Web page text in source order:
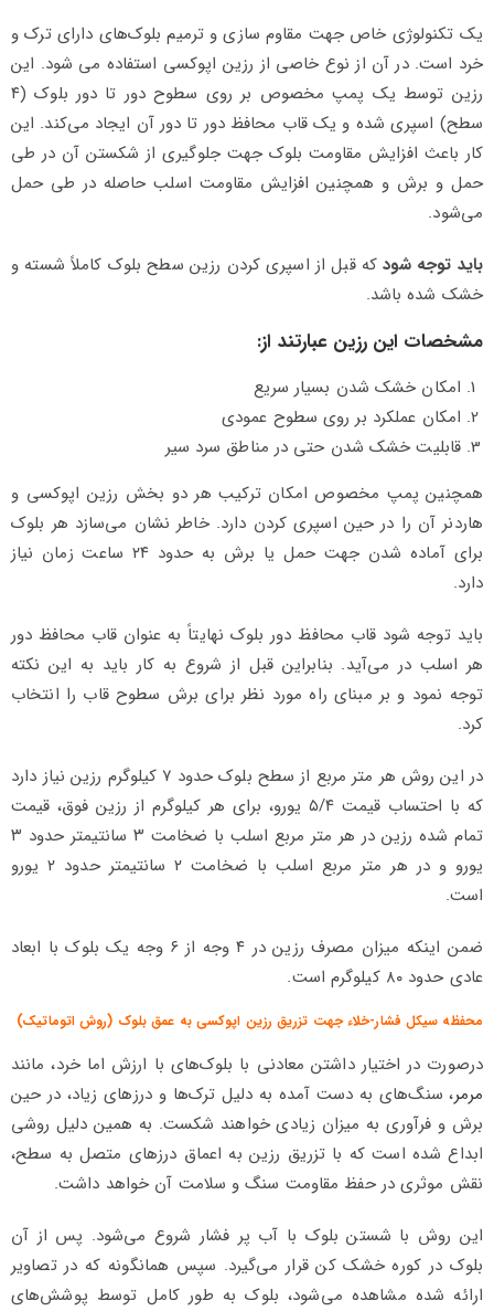
یک تکنولوژی خاص جهت مقاوم سازی و ترمیم بلوک‌های دارای ترک و
خرد است. در آن از نوع خاصی از رزین اپوکسی استفاده می شود. این
رزین توسط یک پمپ مخصوص بر روی سطوح دور تا دور بلوک (۴
سطح) اسپری شده و یک قاب محافظ دور تا دور آن ایجاد می‌کند. این
کار باعث افزایش مقاومت بلوک جهت جلوگیری از شکستن آن در طی
حمل و برش و همچنین افزایش مقاومت اسلب حاصله در طی حمل
می‌شود.
باید توجه شودکه قبل از اسپری کردن رزین سطح بلوک کاملاً شسته و
خشک شده باشد.
مشخصات این رزین عبارتند از:
امکان خشک شدن بسیار سریع
امکان عملکرد بر روی سطوح عمودی
قابلیت خشک شدن حتی در مناطق سرد سیر
همچنین پمپ مخصوص امکان ترکیب هر دو بخش رزین اپوکسی و
هاردنر آن را در حین اسپری کردن دارد. خاطر نشان می‌سازد هر بلوک
برای آماده شدن جهت حمل یا برش به حدود ۲۴ ساعت زمان نیاز
دارد.
باید توجه شود قاب محافظ دور بلوک نهایتاً به عنوان قاب محافظ دور
هر اسلب در می‌آید. بنابراین قبل از شروع به کار باید به این نکته
توجه نمود و بر مبنای راه مورد نظر برای برش سطوح قاب را انتخاب
کرد.
در این روش هر متر مربع از سطح بلوک حدود ۷ کیلوگرم رزین نیاز دارد
که با احتساب قیمت ۵/۴ یورو، برای هر کیلوگرم از رزین فوق، قیمت
تمام شده رزین در هر متر مربع اسلب با ضخامت ۳ سانتیمتر حدود ۳
یورو و در هر متر مربع اسلب با ضخامت ۲ سانتیمتر حدود ۲ یورو
است.
ضمن اینکه میزان مصرف رزین در ۴ وجه از ۶ وجه یک بلوک با ابعاد
عادی حدود ۸۰ کیلوگرم است.
محفظه سیکل فشار-خلاء جهت تزریق رزین اپوکسی به عمق بلوک (روش اتوماتیک)
درصورت در اختیار داشتن معادنی با بلوک‌های با ارزش اما خرد، مانند
مرمر، سنگ‌های به دست آمده به دلیل ترک‌ها و درزهای زیاد، در حین
برش و فرآوری به میزان زیادی خواهند شکست. به همین دلیل روشی
ابداع شده است که با تزریق رزین به اعماق درزهای متصل به سطح،
نقش موثری در حفظ مقاومت سنگ و سلامت آن خواهد داشت.
این روش با شستن بلوک با آب پر فشار شروع می‌شود. پس از آن
بلوک در کوره خشک کن قرار می‌گیرد. سپس همانگونه که در تصاویر
ارائه شده مشاهده می‌شود، بلوک به طور کامل توسط پوشش‌های